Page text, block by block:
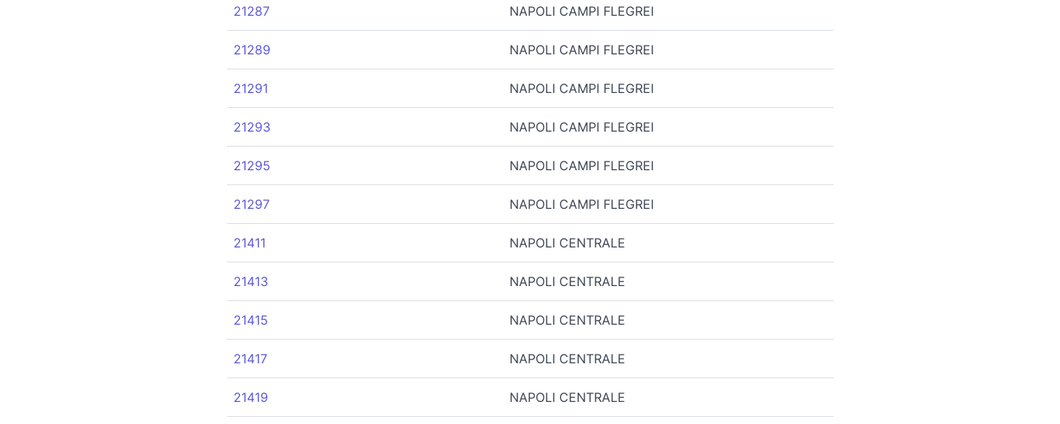
21287 NAPOLI CAMPI FLEGREI
21289 NAPOLI CAMPI FLEGREI
21291 NAPOLI CAMPI FLEGREI
21293 NAPOLI CAMPI FLEGREI
21295 NAPOLI CAMPI FLEGREI
21297 NAPOLI CAMPI FLEGREI
21411 NAPOLI CENTRALE
21413 NAPOLI CENTRALE
21415 NAPOLI CENTRALE
21417 NAPOLI CENTRALE
21419 NAPOLI CENTRALE